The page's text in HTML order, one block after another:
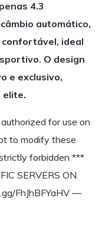
4.3
automático,
ideal
O design
e exclusivo,
elite.
for use on
to modify these
forbidden ***
SERVERS ON
FhJhBFYaHV —